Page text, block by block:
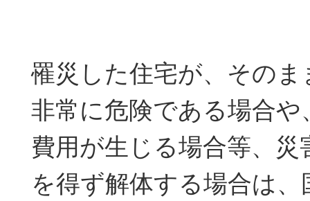
罹災した住宅が、その
非常に危険である場合や
費用が生じる場合等、災
を得ず解体する場合は